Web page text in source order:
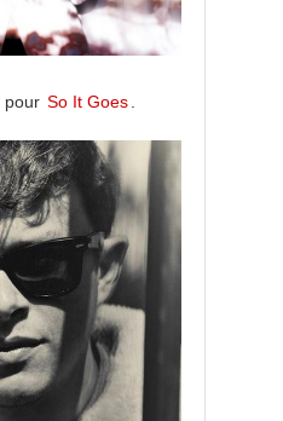
pour So It Goes .